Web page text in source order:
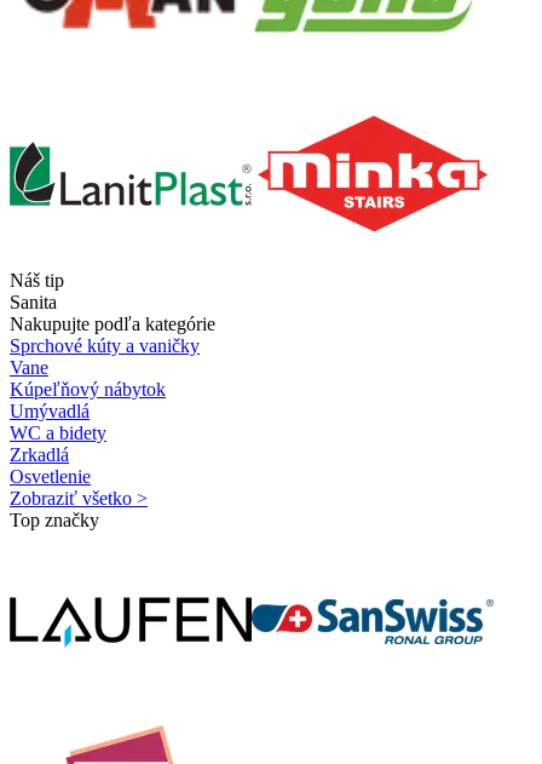
Náš tip
Sanita
Nakupujte podľa kategórie
Sprchové kúty a vaničky
Vane
Kúpeľňový nábytok
Umývadlá
WC a bidety
Zrkadlá
Osvetlenie
Zobraziť všetko >
Top značky